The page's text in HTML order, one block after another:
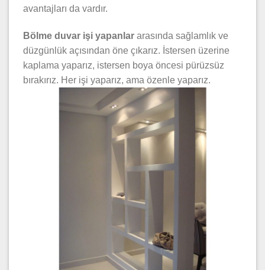
avantajları da vardır.
Bölme duvar işi yapanlar arasında sağlamlık ve
düzgünlük açısından öne çıkarız. İstersen üzerine
kaplama yaparız, istersen boya öncesi pürüzsüz
bırakırız. Her işi yaparız, ama özenle yaparız.